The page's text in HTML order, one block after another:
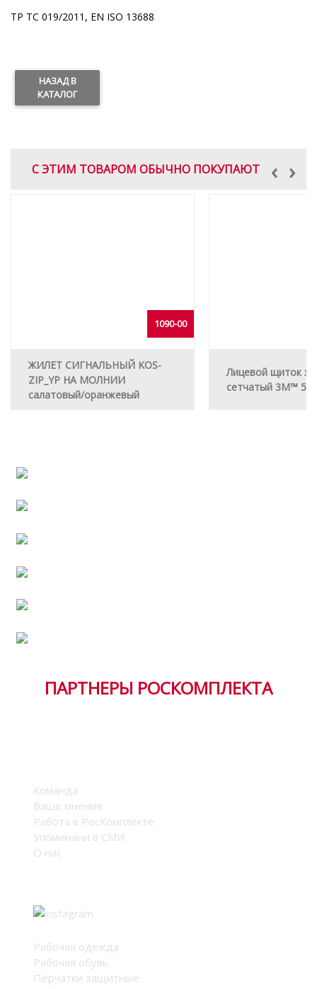
ТР ТС 019/2011, EN ISO 13688
НАЗАД В
КАТАЛОГ
С ЭТИМ ТОВАРОМ ОБЫЧНО ПОКУПАЮТ ›
‹
1090-00
ЖИЛЕТ СИГНАЛЬНЫЙ KOS-
ZIP_YP НА МОЛНИИ
салатовый/оранжевый
Лицевой щиток
сетчатый 3M™ 5B
ПАРТНЕРЫ РОСКОМПЛЕКТА
Команда
Ваше мнение
Работа в РосКомплекте
Упоминани в СМИ
О нас
Каталог
Рабочая одежда
Рабочая обувь
Перчатки защитные